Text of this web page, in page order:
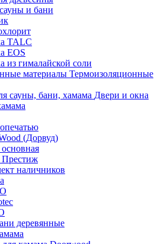
и бани
TALC
EOS
из гималайской соли
Термоизоляционные
Двери и окна
(Дорвуд)
Престиж
наличников
деревянные